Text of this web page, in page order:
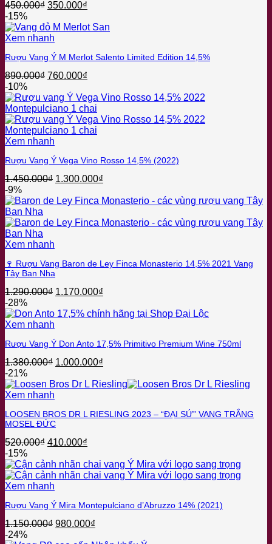
450.000₫ Giá
là:
450.000₫.
350.000₫
tại
-15%
Xem nhanh
Rượu Vang Ý M Merlot Salento Limited Edition 14,5%
890.000₫ Giá
là:
890.000₫.
760.000₫
tại
là:
760.000₫.
-10%
Xem nhanh
Rượu Vang Ý Vega Vino Rosso 14,5% (2022)
1.450.000₫ Giá
là:
1.300.000₫
tại
1.300.000₫.
-9%
Xem nhanh
🍷 Rượu Vang Baron de Ley Finca Monasterio 14,5% 2021 Vang
Tây Ban Nha
1.290.000₫ Giá
là:
1.170.000₫
tại
-28%
Xem nhanh
Rượu Vang Ý Don Anto 17,5% Primitivo Premium Wine 750ml
1.380.000₫ Giá
là:
1.000.000₫
tại
-21%
Xem nhanh
LOOSEN BROS DR L RIESLING 2023 – “ĐẠI SỨ” VANG TRẮNG
MOSEL ĐỨC
520.000₫ Giá
là:
520.000₫.
410.000₫
tại
là:
-15%
Xem nhanh
Rượu Vang Ý Mira Montepulciano d’Abruzzo 14% (2021)
1.150.000₫ Giá
980.000₫
-24%